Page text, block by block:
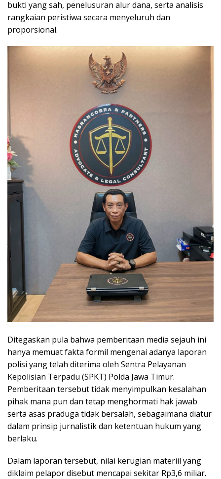
bukti yang sah, penelusuran alur dana, serta analisis
rangkaian peristiwa secara menyeluruh dan
proporsional.
Ditegaskan pula bahwa pemberitaan media sejauh ini
hanya memuat fakta formil mengenai adanya laporan
polisi yang telah diterima oleh Sentra Pelayanan
Kepolisian Terpadu (SPKT) Polda Jawa Timur.
Pemberitaan tersebut tidak menyimpulkan kesalahan
pihak mana pun dan tetap menghormati hak jawab
serta asas praduga tidak bersalah, sebagaimana diatur
dalam prinsip jurnalistik dan ketentuan hukum yang
berlaku.
Dalam laporan tersebut, nilai kerugian materiil yang
diklaim pelapor disebut mencapai sekitar Rp3,6 miliar.